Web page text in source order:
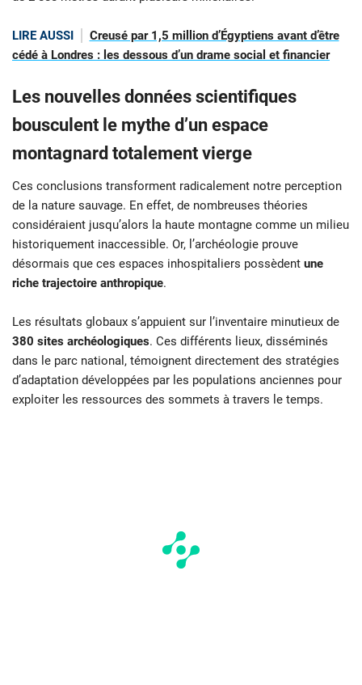
LIRE AUSSI
Creusé par 1,5 million d’Égyptiens avant d’être
cédé à Londres : les dessous d’un drame social et financier
Les nouvelles données scientifiques
bousculent le mythe d’un espace
montagnard totalement vierge
Ces conclusions transforment radicalement notre perception
de la nature sauvage. En effet, de nombreuses théories
considéraient jusqu’alors la haute montagne comme un milieu
historiquement inaccessible. Or, l’archéologie prouve
désormais que ces espaces inhospitaliers possèdent une
riche trajectoire anthropique.
Les résultats globaux s’appuient sur l’inventaire minutieux de
380 sites archéologiques. Ces différents lieux, disséminés
dans le parc national, témoignent directement des stratégies
d’adaptation développées par les populations anciennes pour
exploiter les ressources des sommets à travers le temps.